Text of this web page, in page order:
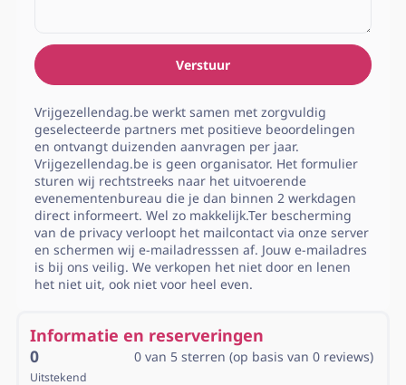
Verstuur
Vrijgezellendag.be werkt samen met zorgvuldig
geselecteerde partners met positieve beoordelingen
en ontvangt duizenden aanvragen per jaar.
Vrijgezellendag.be is geen organisator. Het formulier
sturen wij rechtstreeks naar het uitvoerende
evenementenbureau die je dan binnen 2 werkdagen
direct informeert. Wel zo makkelijk.Ter bescherming
van de privacy verloopt het mailcontact via onze server
en schermen wij e-mailadresssen af. Jouw e-mailadres
is bij ons veilig. We verkopen het niet door en lenen
het niet uit, ook niet voor heel even.
Informatie en reserveringen
0
0 van 5 sterren (op basis van 0 reviews)
Uitstekend